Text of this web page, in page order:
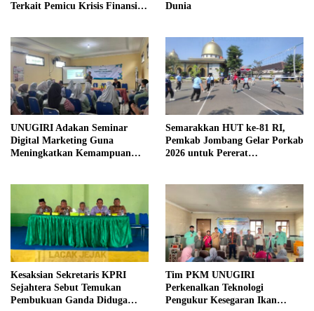
Terkait Pemicu Krisis Finansial
Dunia
UNUGIRI Adakan Seminar
Digital Marketing Guna
Meningkatkan Kemampuan
Semarakkan HUT ke-81 RI,
Pemkab Jombang Gelar Porkab
2026 untuk Pererat
Kesaksian Sekretaris KPRI
Sejahtera Sebut Temukan
Pembukuan Ganda Diduga
Tim PKM UNUGIRI
Perkenalkan Teknologi
Pengukur Kesegaran Ikan